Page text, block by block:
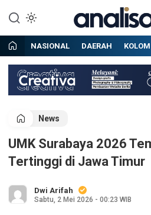
konten
Analisa
Situs berita online
NASIONAL DAERAH KOLOM
News
UMK Surabaya 2026
Tertinggi di Jawa Timur
Dwi Arifah
Sabtu, 2 Mei 2026 - 00:23 WIB